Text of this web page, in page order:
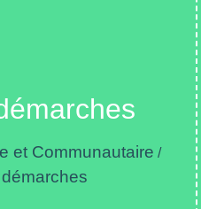
et Communautaire /